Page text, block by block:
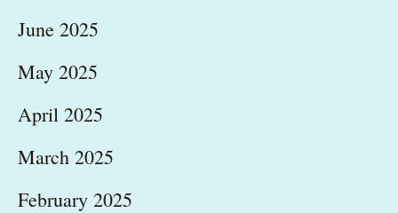
June 2025
May 2025
April 2025
March 2025
February 2025